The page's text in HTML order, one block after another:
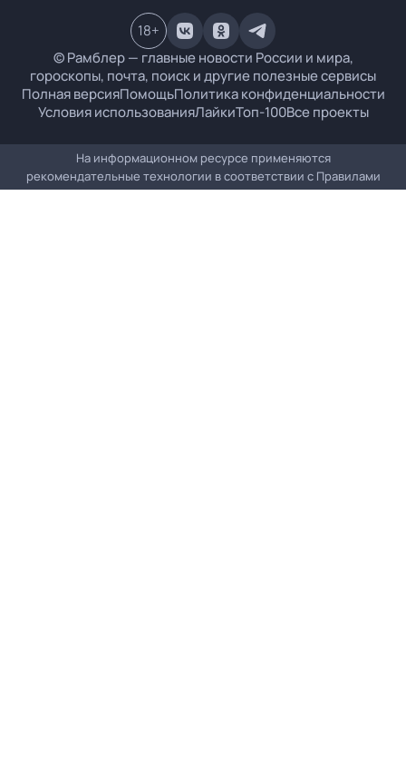
© Рамблер — главные новости России и мира,
гороскопы, почта, поиск и другие полезные сервисы
Полная версияПомощьПолитика конфиденциальности
Условия использованияЛайкиТоп-100Все проекты
18+
На информационном ресурсе применяются
рекомендательные технологии в соответствии с Правилами